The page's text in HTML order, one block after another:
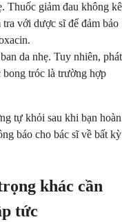
Thuốc giảm đau không kê
với dược sĩ để đảm bảo
da nhẹ. Tuy nhiên, phát
bong tróc là trường hợp
tự khỏi sau khi bạn hoàn
báo cho bác sĩ về bất kỳ
khác cần
tức